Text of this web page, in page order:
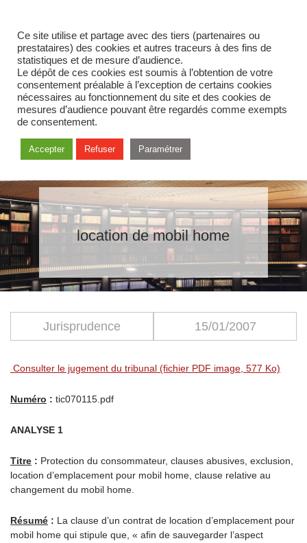
location de mobil home
Jurisprudence 15/01/2007
Consulter le jugement du tribunal (fichier PDF image, 577 Ko)
Numéro : tic070115.pdf
ANALYSE 1
Titre : Protection du consommateur, clauses abusives, exclusion,
location d’emplacement pour mobil home, clause relative au
changement du mobil home.
Résumé : La clause d’un contrat de location d’emplacement pour
mobil home qui stipule que, « afin de sauvegarder l’aspect
Ce site utilise et partage avec des tiers (partenaires ou
prestataires) des cookies et autres traceurs à des fins de
statistiques et de mesure d’audience.
Le dépôt de ces cookies est soumis à l’obtention de votre
consentement préalable à l’exception de certains cookies
nécessaires au fonctionnement du site et des cookies de
mesures d’audience pouvant être regardés comme exempts
de consentement.
Accepter Refuser Paramétrer